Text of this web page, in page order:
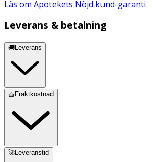
Användning
Maskintvätt 40°
Material
92% ekologisk bomull och 8% elastane
Läs om Apotekets Nöjd kund-garanti
Leverans & betalning
🚚Leverans
🧺Fraktkostnad
🚀Leveranstid